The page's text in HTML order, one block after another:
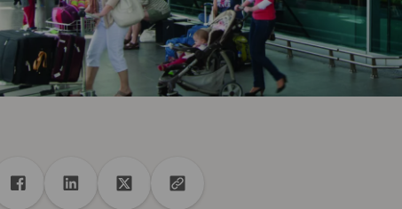
SdíletSdílet na Facebook
Sdílet na Linkedin
Sdílet na XZkopírovat adresu URL do schránky